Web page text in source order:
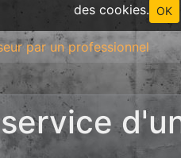
des cookies. OK
par un professionnel